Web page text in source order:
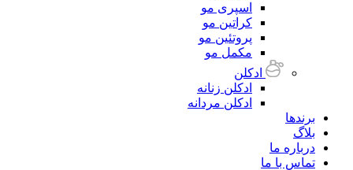
اسپری مو
کراتین مو
پروتئین مو
مکمل مو
ادکلن
ادکلن زنانه
ادکلن مردانه
برندها
بلاگ
درباره ما
تماس با ما